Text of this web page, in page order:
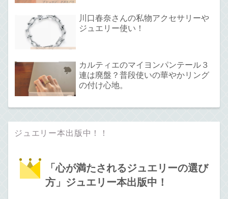
川口春奈さんの私物アクセサリーや
ジュエリー使い！
カルティエのマイヨンパンテール３
連は廃盤？普段使いの華やかリング
の付け心地。
ジュエリー本出版中！！
「心が満たされるジュエリーの選び
方」ジュエリー本出版中！